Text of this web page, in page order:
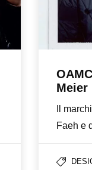
Meier
Il
Faeh e